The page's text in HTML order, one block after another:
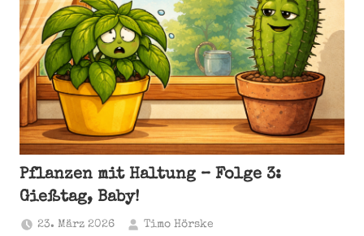
Pflanzen mit Haltung – Folge 3:
Gießtag, Baby!
23. März 2026
Timo Hörske